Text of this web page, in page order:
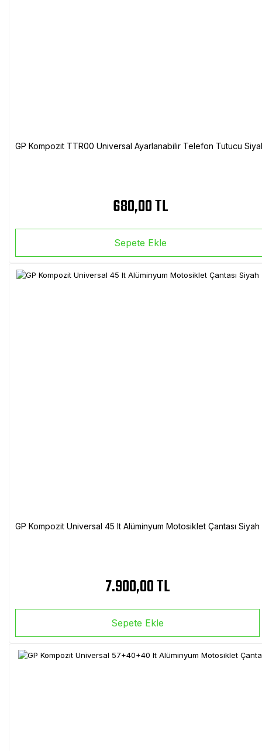
GP Kompozit TTR00 Universal Ayarlanabilir Telefon Tutucu
680,00 TL
Sepete Ekle
GP Kompozit Universal 45 lt Alüminyum Motosiklet Çantası Siyah
7.900,00 TL
Sepete Ekle